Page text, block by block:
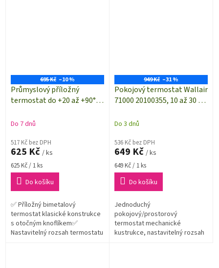
695 Kč –10 %
Průmyslový příložný
termostat do +20 až +90°C |
Do 7 dnů
517 Kč bez DPH
625 Kč / ks
Měrná
cena:
625 Kč / 1 ks
Do košíku
✅ Příložný bimetalový
termostat klasické konstrukce
s otočným knoflíkem✅
Nastavitelný rozsah termostatu
949 Kč –31 %
Pokojový termostat Wallair
71000 20100355, 10 až 30 °C,
Do 3 dnů
536 Kč bez DPH
649 Kč / ks
Měrná
cena:
649 Kč / 1 ks
Do košíku
Jednoduchý
pokojový/prostorový
termostat mechanické
kustrukce, nastavitelný rozsah